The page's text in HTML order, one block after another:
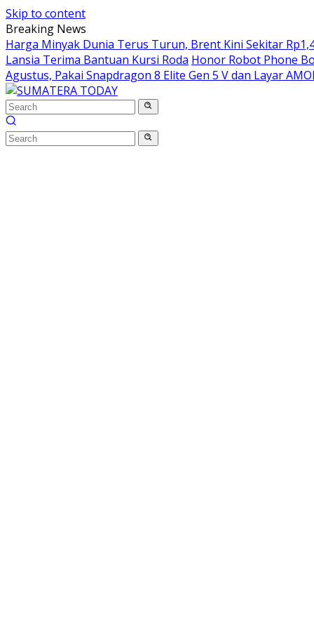
Skip to content
Breaking News
Harga Minyak Dunia Terus Turun, Brent Kini Sekitar
Lansia Terima Bantuan Kursi Roda Honor Robot Phone
Agustus, Pakai Snapdragon 8 Elite Gen 5 V dan Layar